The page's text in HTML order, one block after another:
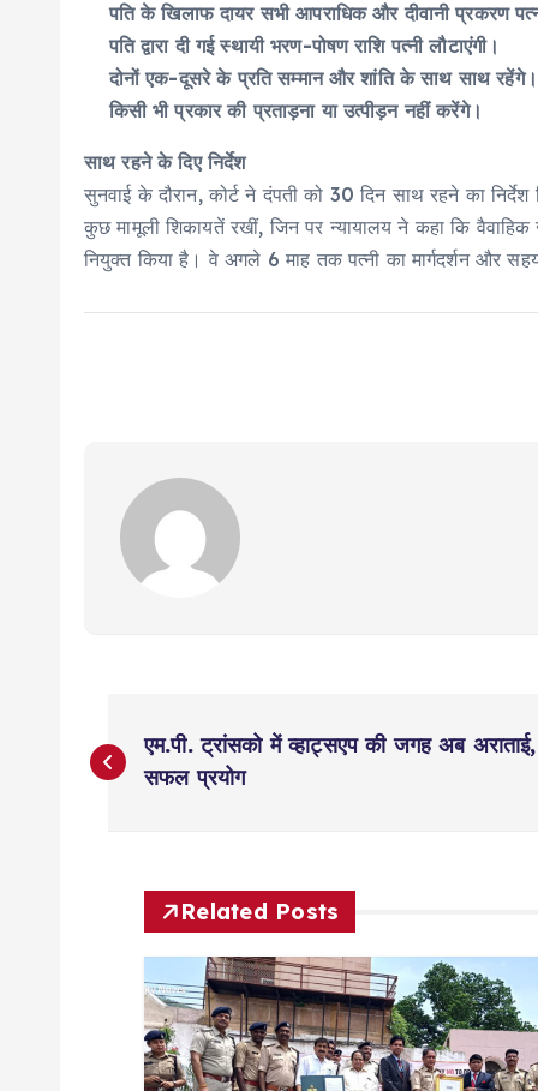
पति के खिलाफ दायर सभी आपराधिक और दीवानी प्रकरण
पति द्वारा दी गई स्थायी भरण-पोषण राशि पत्नी लौटाएंगी।
दोनों एक-दूसरे के प्रति सम्मान और शांति के साथ साथ रहेंगे।
किसी भी प्रकार की प्रताड़ना या उत्पीड़न नहीं करेंगे।
साथ रहने के दिए निर्देश
सुनवाई के दौरान, कोर्ट ने दंपती को 30 दिन साथ रहने का
कुछ मामूली शिकायतें रखीं, जिन पर न्यायालय ने कहा कि
नियुक्त किया है। वे अगले 6 माह तक पत्नी का मार्गदर्शन और
P
o
एम.पी. ट्रांसको में व्हाट्सएप की जगह अब अराताई,
सफल प्रयोग
Related Posts